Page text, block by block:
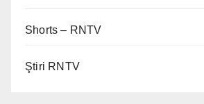
Shorts – RNTV
Ştiri RNTV